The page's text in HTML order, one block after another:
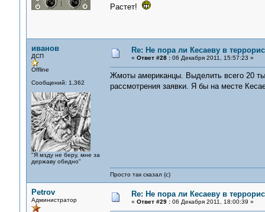
Растет!
иванов
ДСП
Offline
Сообщений: 1,362
"Я мзду не беру, мне за
державу обидно"
Re: Не пора ли Кесаеву в
« Ответ #28 :06 Декабря 2011, 15:57:23 »
Жмоты американцы. Выделить всего 20
рассмотрения заявки. Я бы на месте
Просто так сказал (с)
Petrov
Администратор
Re: Не пора ли Кесаеву в
« Ответ #29 :06 Декабря 2011, 18:00:39 »